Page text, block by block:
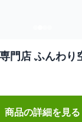
門店 ふんわり
商品の詳細を見る